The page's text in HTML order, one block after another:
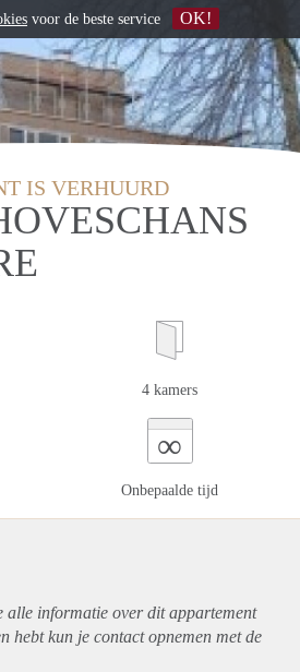
IS VERHUURD
4 kamers
∞
Onbepaalde tijd
alle informatie over ditappartement
hebt kun je contact opnemen met de
voor de beste service OK!